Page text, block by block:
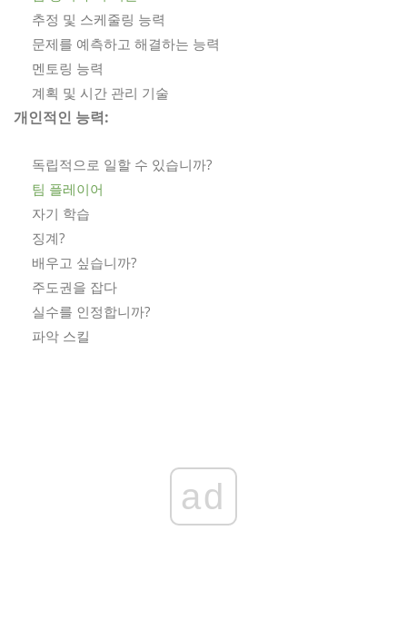
추정 및 스케줄링 능력
문제를 예측하고 해결하는 능력
멘토링 능력
계획 및 시간 관리 기술
개인적인 능력:
독립적으로 일할 수 있습니까?
팀 플레이어
자기 학습
징계?
배우고 싶습니까?
주도권을 잡다
실수를 인정합니까?
파악 스킬
ad